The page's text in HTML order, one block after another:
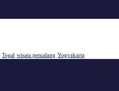
Tegal wisata petualang Yogyakarta